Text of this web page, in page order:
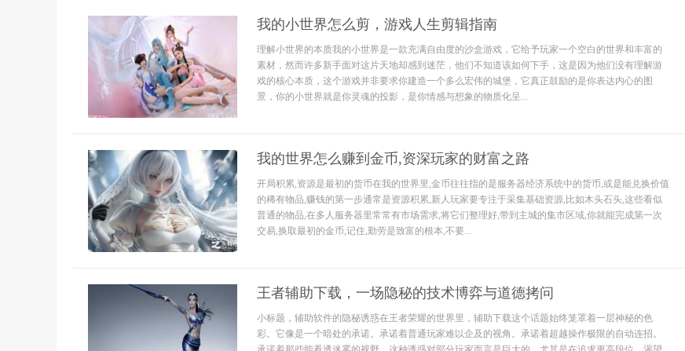
我的小世界怎么剪，游戏人生剪辑指南
理解小世界的本质我的小世界是一款充满自由度的沙盒游戏，它给予玩家一个空白的世界和丰富的
素材，然而许多新手面对这片天地却感到迷茫，他们不知道该如何下手，这是因为他们没有理解游
戏的核心本质，这个游戏并非要求你建造一个多么宏伟的城堡，它真正鼓励的是你表达内心的图
景，你的小世界就是你灵魂的投影，是你情感与想象的物质化呈...
我的世界怎么赚到金币,资深玩家的财富之路
开局积累,资源是最初的货币在我的世界里,金币往往指的是服务器经济系统中的货币,或是能兑换价值
的稀有物品,赚钱的第一步通常是资源积累,新人玩家要专注于采集基础资源,比如木头石头,这些看似
普通的物品,在多人服务器里常常有市场需求,将它们整理好,带到主城的集市区域,你就能完成第一次
交易,换取最初的金币,记住,勤劳是致富的根本,不要...
王者辅助下载，一场隐秘的技术博弈与道德拷问
小标题，辅助软件的隐秘诱惑在王者荣耀的世界里，辅助下载这个话题始终笼罩着一层神秘的色
彩。它像是一个暗处的承诺。承诺着普通玩家难以企及的视角。承诺着超越操作极限的自动连招。